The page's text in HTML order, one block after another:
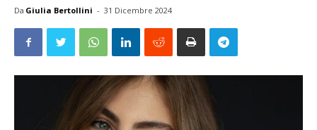
Da Giulia Bertollini - 31 Dicembre 2024